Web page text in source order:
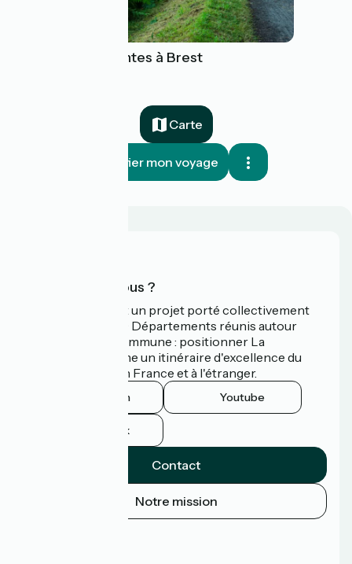
Le Canal de Nantes à Brest
Carte
Planifier mon voyage
Qui sommes-nous ?
La Vélodyssée est un projet porté collectivement
par 3 Régions et 9 Départements réunis autour
d'une ambition commune : positionner La
Vélodyssée comme un itinéraire d'excellence du
tourisme à vélo en France et à l'étranger.
Instagram Youtube
Facebook
Contact
Notre mission